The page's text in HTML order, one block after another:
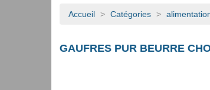
Accueil > Catégories >
GAUFRES PUR BEURRE